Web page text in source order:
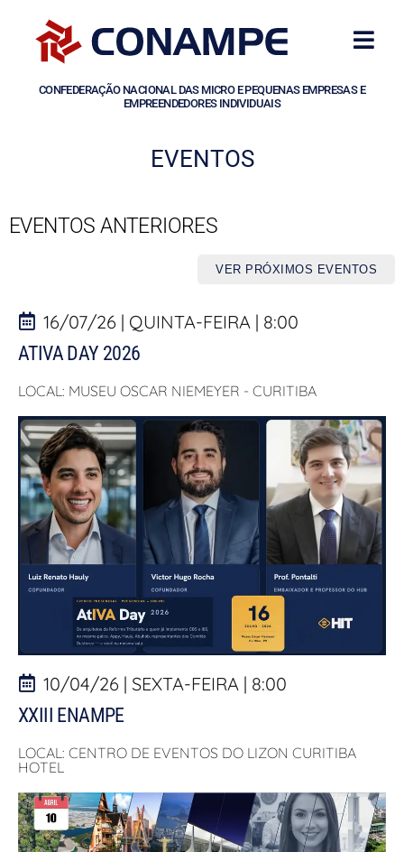
CONFEDERAÇÃO NACIONAL DAS MICRO E PEQUENAS EMPRESAS E
EMPREENDEDORES INDIVIDUAIS
EVENTOS
EVENTOS ANTERIORES
VER PRÓXIMOS EVENTOS
16/07/26 | QUINTA-FEIRA | 8:00
ATIVA DAY 2026
LOCAL: MUSEU OSCAR NIEMEYER - CURITIBA
10/04/26 | SEXTA-FEIRA | 8:00
XXIII ENAMPE
LOCAL: CENTRO DE EVENTOS DO LIZON CURITIBA
HOTEL